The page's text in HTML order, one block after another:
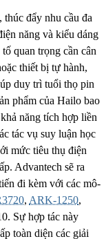
đẩy nhu cầu đa
năng và kiểu dáng
quan trọng cần cân
thiết bị tự hành,
duy trì tuổi thọ pin
phẩm của Hailo bao
năng tích hợp liền
tác vụ suy luận học
mức tiêu thụ điện
Advantech sẽ ra
đi kèm với các mô-
, ARK-1250,
Sự hợp tác này
toàn diện các giải